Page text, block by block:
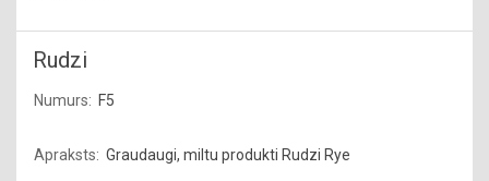
Rudzi
F5
Graudaugi, miltu produkti Rudzi Rye